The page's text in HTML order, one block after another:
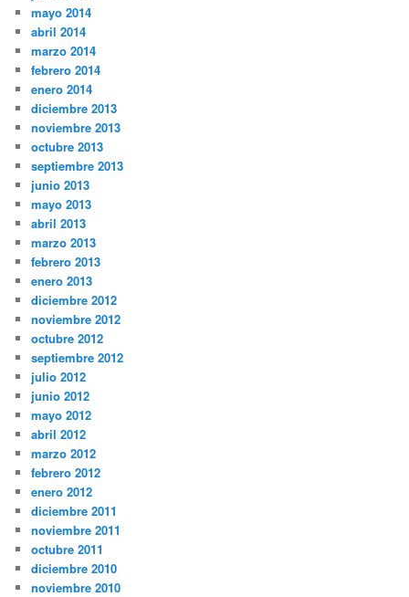
mayo 2014
abril 2014
marzo 2014
febrero 2014
enero 2014
diciembre 2013
noviembre 2013
octubre 2013
septiembre 2013
junio 2013
mayo 2013
abril 2013
marzo 2013
febrero 2013
enero 2013
diciembre 2012
noviembre 2012
octubre 2012
septiembre 2012
julio 2012
junio 2012
mayo 2012
abril 2012
marzo 2012
febrero 2012
enero 2012
diciembre 2011
noviembre 2011
octubre 2011
diciembre 2010
noviembre 2010